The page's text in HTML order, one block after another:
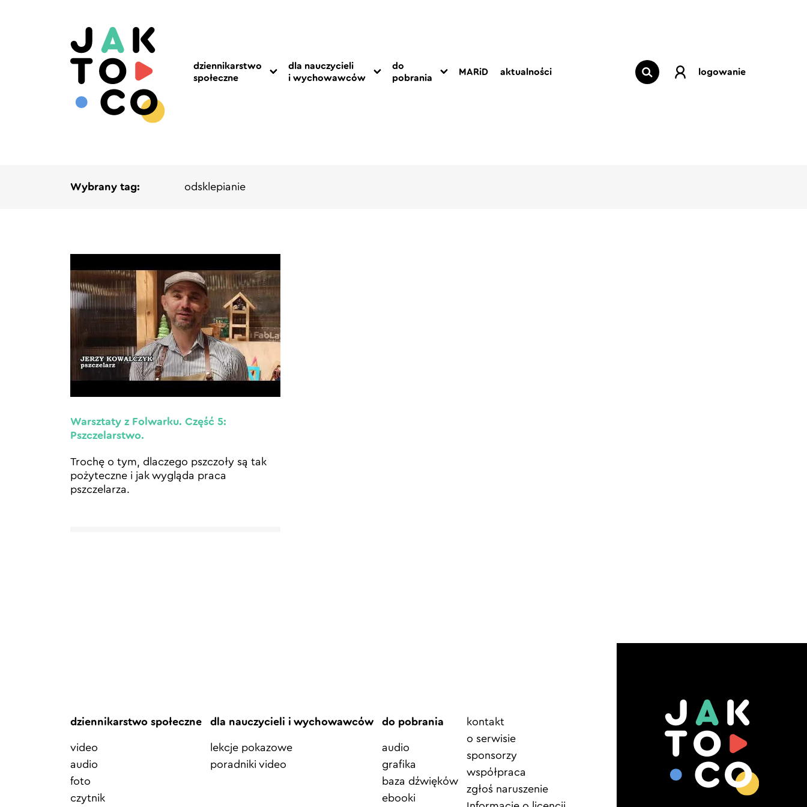
dziennikarstwo
społeczne
dla nauczycieli
i wychowawców
do
pobrania
MARiD aktualności logowanie
Wybrany tag: odsklepianie
Warsztaty z Folwarku. Część 5:
Pszczelarstwo.
Trochę o tym, dlaczego pszczoły są tak
pożyteczne i jak wygląda praca
pszczelarza.
dziennikarstwo społeczne
video
audio
foto
czytnik
dla nauczycieli i wychowawców
lekcje pokazowe
poradniki video
do pobrania
audio
grafika
baza dźwięków
ebooki
Element
menu
kontakt
o serwisie
sponsorzy
współpraca
zgłoś naruszenie